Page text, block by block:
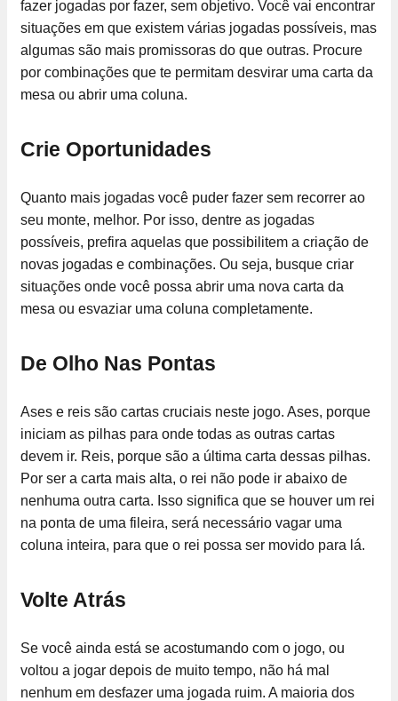
fazer jogadas por fazer, sem objetivo. Você vai encontrar
situações em que existem várias jogadas possíveis, mas
algumas são mais promissoras do que outras. Procure
por combinações que te permitam desvirar uma carta da
mesa ou abrir uma coluna.
Crie Oportunidades
Quanto mais jogadas você puder fazer sem recorrer ao
seu monte, melhor. Por isso, dentre as jogadas
possíveis, prefira aquelas que possibilitem a criação de
novas jogadas e combinações. Ou seja, busque criar
situações onde você possa abrir uma nova carta da
mesa ou esvaziar uma coluna completamente.
De Olho Nas Pontas
Ases e reis são cartas cruciais neste jogo. Ases, porque
iniciam as pilhas para onde todas as outras cartas
devem ir. Reis, porque são a última carta dessas pilhas.
Por ser a carta mais alta, o rei não pode ir abaixo de
nenhuma outra carta. Isso significa que se houver um rei
na ponta de uma fileira, será necessário vagar uma
coluna inteira, para que o rei possa ser movido para lá.
Volte Atrás
Se você ainda está se acostumando com o jogo, ou
voltou a jogar depois de muito tempo, não há mal
nenhum em desfazer uma jogada ruim. A maioria dos